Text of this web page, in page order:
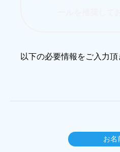
以下の必要情報をご入力頂
お名